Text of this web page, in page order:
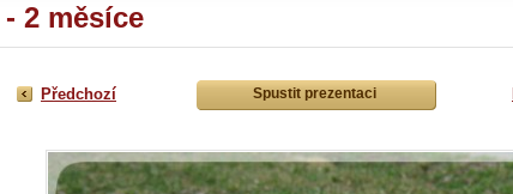
- 2 měsíce
Předchozí Spustit prezentaci